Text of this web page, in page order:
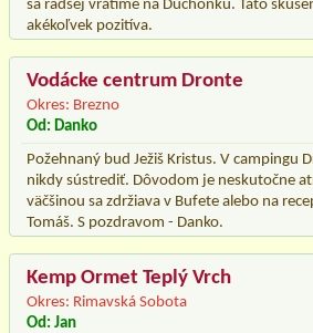
sa radšej vrátime na Duchonku. Táto
akékoľvek pozitíva.
Vodácke centrum Dronte
Okres: Brezno
Od: Danko
Požehnaný bud Ježiš Kristus. V campingu
nikdy sústrediť. Dôvodom je neskutočne
väčšinou sa zdržiava v Bufete alebo na
Tomáš. S pozdravom - Danko.
Kemp Ormet Teplý Vrch
Okres: Rimavská Sobota
Od: Jan